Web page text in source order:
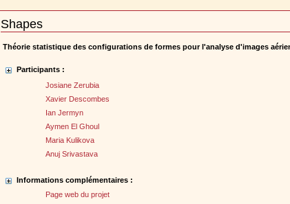
Shapes
Document
Actions
Théorie statistique des configurations de formes pour l'analyse d'images
Participants :
Josiane Zerubia
Xavier Descombes
Ian Jermyn
Aymen El Ghoul
Maria Kulikova
Anuj Srivastava
Informations complémentaires :
Page web du projet